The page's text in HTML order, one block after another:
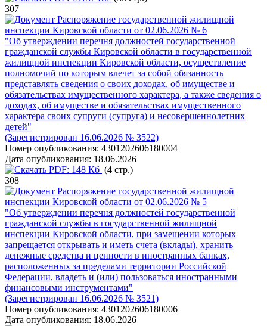
307
Распоряжение государственной жилищной
инспекции Кировской области от 02.06.2026 № 6
"Об утверждении перечня должностей государственной
гражданской службы Кировской области в государственной
жилищной инспекции Кировской области, осуществление
полномочий по которым влечет за собой обязанность
представлять сведения о своих доходах, об имуществе и
обязательствах имущественного характера, а также сведения о
доходах, об имуществе и обязательствах имущественного
характера своих супруги (супруга) и несовершеннолетних
детей"
(Зарегистрирован 16.06.2026 № 3522)
Номер опубликования: 4301202606180004
Дата опубликования: 18.06.2026
PDF: 148 Кб (4 стр.)
308
Распоряжение государственной жилищной
инспекции Кировской области от 02.06.2026 № 5
"Об утверждении перечня должностей государственной
гражданской службы в государственной жилищной
инспекции Кировской области, при замещении которых
запрещается открывать и иметь счета (вклады), хранить
денежные средства и ценности в иностранных банках,
расположенных за пределами территории Российской
Федерации, владеть и (или) пользоваться иностранными
финансовыми инструментами"
(Зарегистрирован 16.06.2026 № 3521)
Номер опубликования: 4301202606180006
Дата опубликования: 18.06.2026